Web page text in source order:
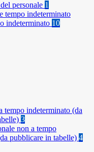
personale 1
tempo indeterminato
indeterminato 10
tempo indeterminato (da
3
non a tempo
pubblicare in tabelle) 4